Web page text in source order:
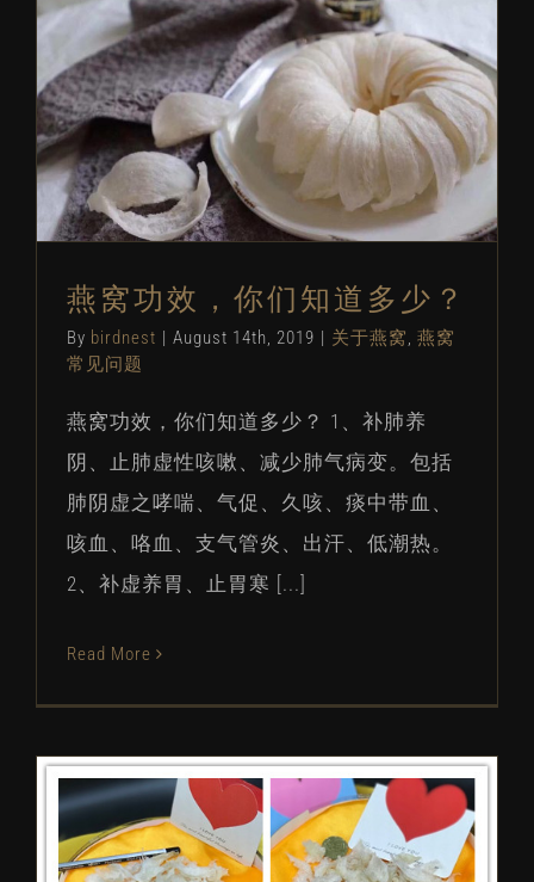
燕窝功效，你们知道多少？
关于燕窝 燕窝常见问题
燕窝功效，你们知道多少？
By birdnest | August 14th, 2019 | 关于燕窝 燕窝
常见问题
燕窝功效，你们知道多少？ 1、补肺养
阴、止肺虚性咳嗽、减少肺气病变。包括
肺阴虚之哮喘、气促、久咳、痰中带血、
咳血、咯血、支气管炎、出汗、低潮热。
2、补虚养胃、止胃寒 [...]
Read More